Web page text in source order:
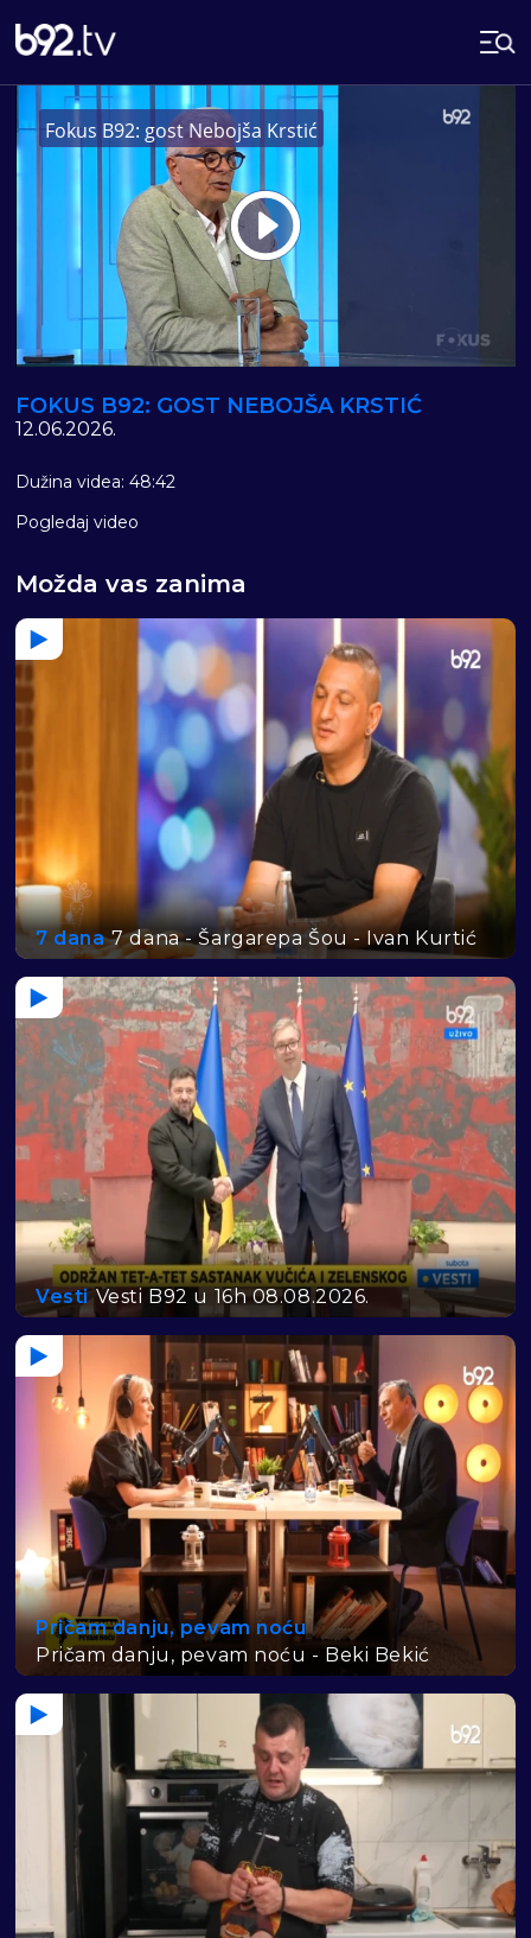
Play
Fokus B92: gost Nebojša Krstić
FOKUS B92: GOST NEBOJŠA KRSTIĆ
12.06.2026.
Dužina videa: 48:42
Pogledaj video
Možda vas zanima
7 dana 7 dana - Šargarepa Šou - Ivan Kurtić
Vesti Vesti B92 u 16h 08.08.2026.
Pričam danju, pevam noću
Pričam danju, pevam noću - Beki Bekić